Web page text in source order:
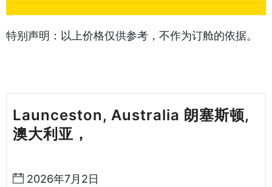
特别声明：以上价格仅供参考，不作为订舱的依据。
Launceston, Australia 朗塞斯顿,
澳大利亚，
2026年7月2日